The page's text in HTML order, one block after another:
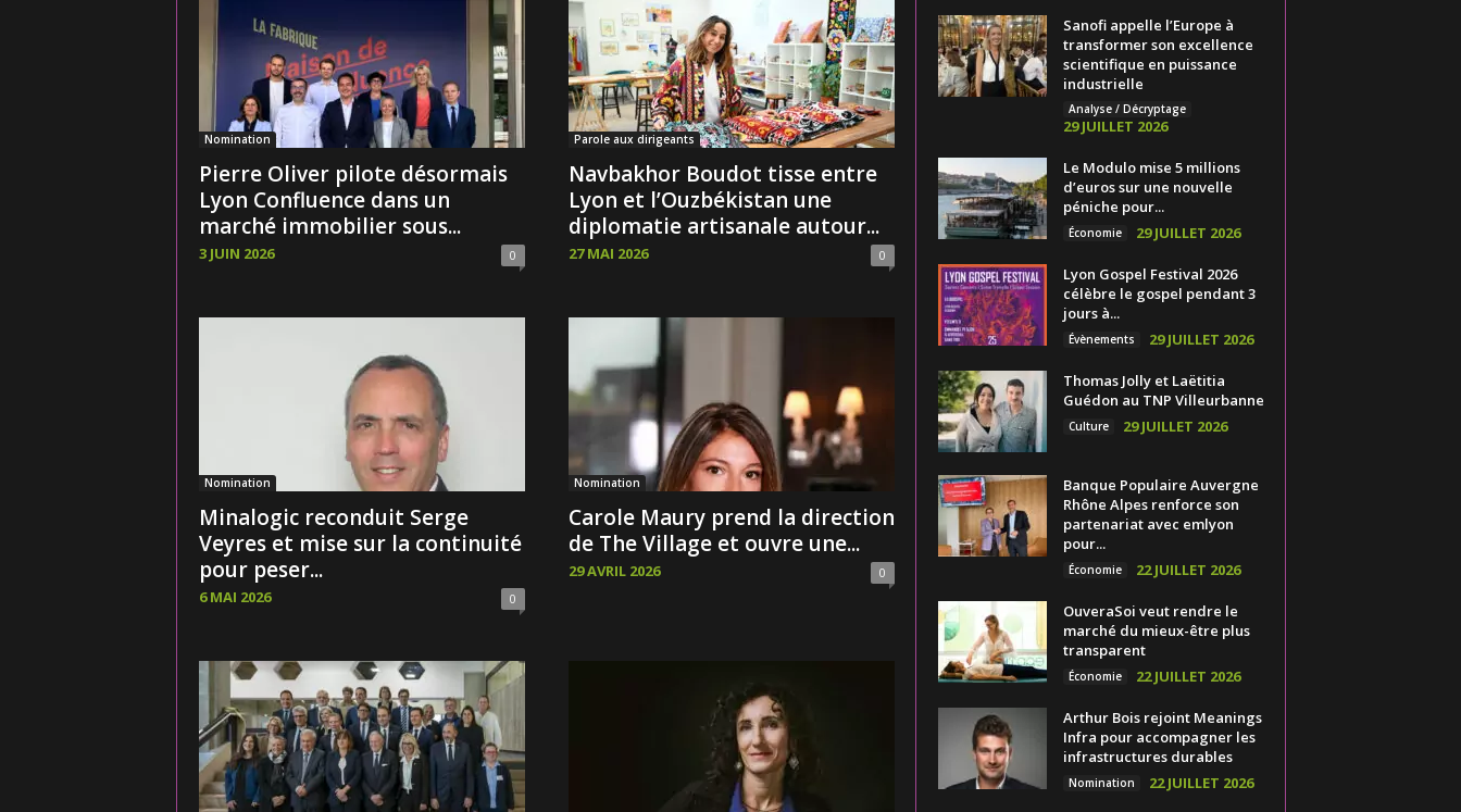
Nomination
Pierre Oliver pilote désormais
Lyon Confluence dans un
marché immobilier sous...
3 JUIN 2026 0
Parole aux dirigeants
Navbakhor Boudot tisse entre
Lyon et l’Ouzbékistan une
diplomatie artisanale autour...
27 MAI 2026 0
Nomination
Minalogic reconduit Serge
Veyres et mise sur la continuité
pour peser...
6 MAI 2026 0
Nomination
Carole Maury prend la direction
de The Village et ouvre une...
29 AVRIL 2026 0
Sanofi appelle l’Europe à
transformer son excellence
scientifique en puissance
industrielle
Analyse / Décryptage
29 JUILLET 2026
Le Modulo mise 5 millions
d’euros sur une nouvelle
péniche pour...
Économie 29 JUILLET 2026
Lyon Gospel Festival 2026
célèbre le gospel pendant 3
jours à...
Évènements 29 JUILLET 2026
Thomas Jolly et Laëtitia
Guédon au TNP Villeurbanne
Culture 29 JUILLET 2026
Banque Populaire Auvergne
Rhône Alpes renforce son
partenariat avec emlyon
pour...
Économie 22 JUILLET 2026
OuveraSoi veut rendre le
marché du mieux-être plus
transparent
Économie 22 JUILLET 2026
Arthur Bois rejoint Meanings
Infra pour accompagner les
infrastructures durables
Nomination 22 JUILLET 2026